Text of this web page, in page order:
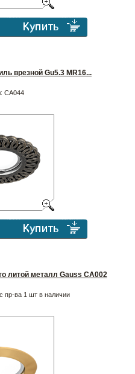
врезной Gu5.3 MR16...
CA044
литой металл Gauss CA002
пр-ва 1 шт в наличии